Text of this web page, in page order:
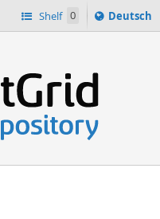
Shelf 0
Sprache
ï¿½ndern
Deutsch